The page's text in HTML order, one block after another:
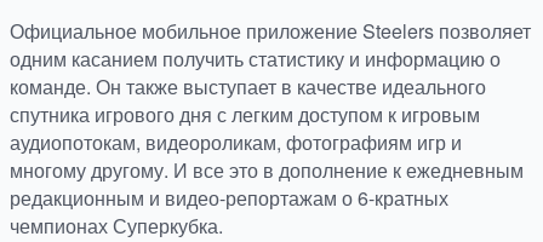
Официальное мобильное приложение Steelers позволяет
одним касанием получить статистику и информацию о
команде. Он также выступает в качестве идеального
спутника игрового дня с легким доступом к игровым
аудиопотокам, видеороликам, фотографиям игр и
многому другому. И все это в дополнение к ежедневным
редакционным и видео-репортажам о 6-кратных
чемпионах Суперкубка.